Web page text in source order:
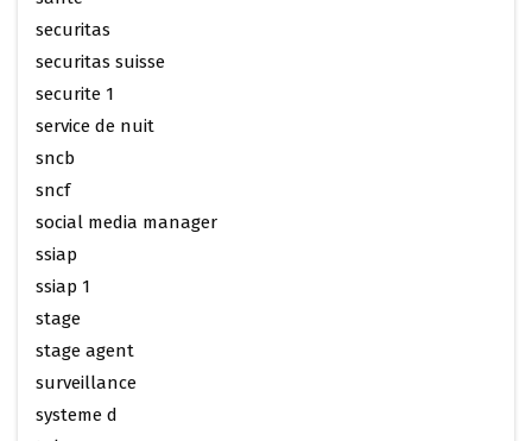
securitas
securitas suisse
securite 1
service de nuit
sncb
sncf
social media manager
ssiap
ssiap 1
stage
stage agent
surveillance
systeme d